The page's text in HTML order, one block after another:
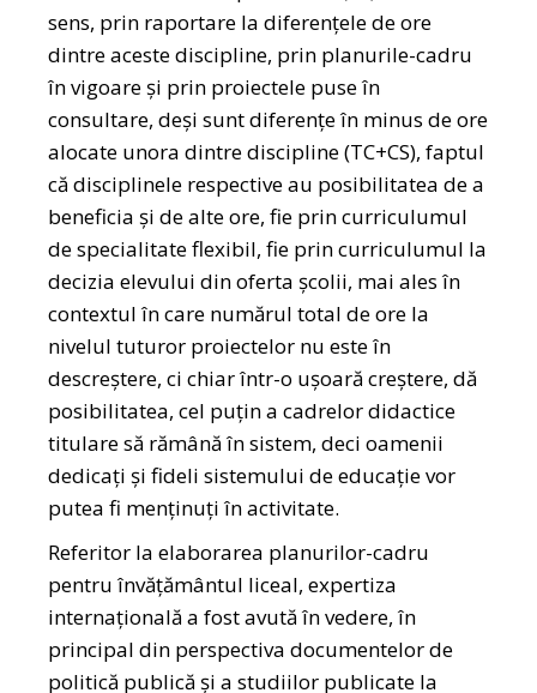
sens, prin raportare la diferențele de ore
dintre aceste discipline, prin planurile-cadru
în vigoare și prin proiectele puse în
consultare, deși sunt diferențe în minus de ore
alocate unora dintre discipline (TC+CS), faptul
că disciplinele respective au posibilitatea de a
beneficia și de alte ore, fie prin curriculumul
de specialitate flexibil, fie prin curriculumul la
decizia elevului din oferta școlii, mai ales în
contextul în care numărul total de ore la
nivelul tuturor proiectelor nu este în
descreștere, ci chiar într-o ușoară creștere, dă
posibilitatea, cel puțin a cadrelor didactice
titulare să rămână în sistem, deci oamenii
dedicați și fideli sistemului de educație vor
putea fi menținuți în activitate.
Referitor la elaborarea planurilor-cadru
pentru învățământul liceal, expertiza
internațională a fost avută în vedere, în
principal din perspectiva documentelor de
politică publică și a studiilor publicate la